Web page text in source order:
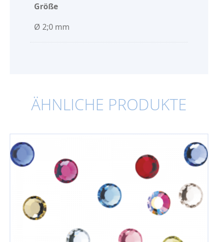
Größe
Ø 2;0 mm
ÄHNLICHE PRODUKTE